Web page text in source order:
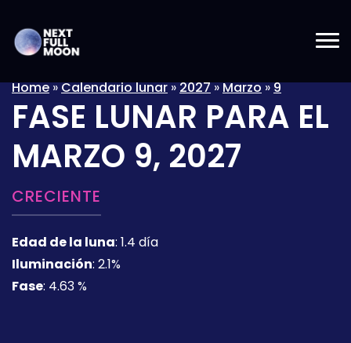
Home»Calendario lunar»2027»Marzo»9
FASE LUNAR PARA EL
MARZO 9, 2027
CRECIENTE
Edad de la luna: 1.4 día
Iluminación: 2.1%
Fase: 4.63 %